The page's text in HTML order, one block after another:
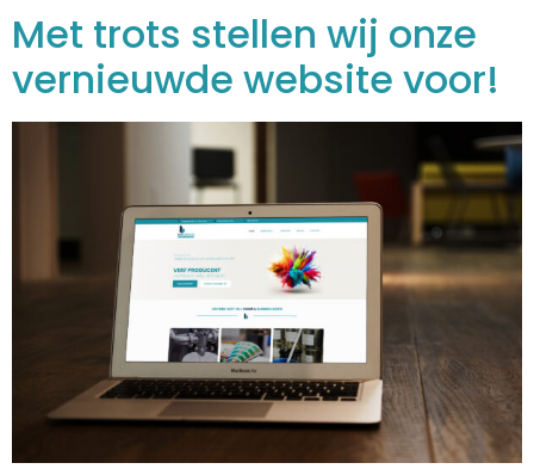
Met trots stellen wij onze
vernieuwde website voor!